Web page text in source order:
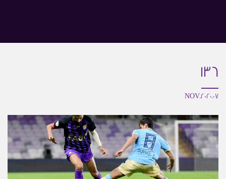
136
07.NOV.2020